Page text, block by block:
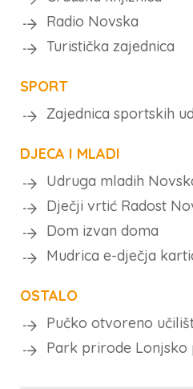
Radio Novska
Turistička zajednica
SPORT
Zajednica sportskih
DJECA I MLADI
Udruga mladih
Dječji vrtić Radost
Dom izvan doma
Mudrica e-dječja
OSTALO
Pučko otvoreno
Park prirode Lonjsko